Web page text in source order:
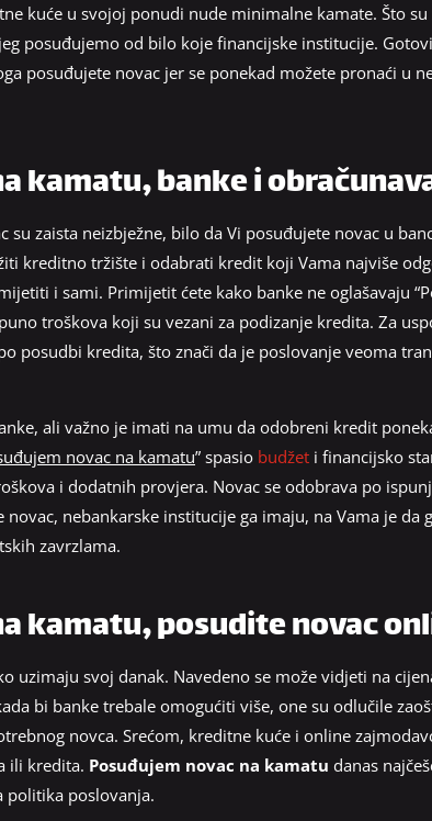
kuće u svojoj ponudi nude minimalne kamate. Što su
posuđujemo od bilo koje financijske institucije.
posuđujete novac jer se ponekad možete pronaći u
kamatu, banke i
su zaista neizbježne, bilo da Vi posuđujete novac u
kreditno tržište i odabrati kredit koji Vama najviše
i sami. Primijetit ćete kako banke ne oglašavaju
troškova koji su vezani za podizanje kredita. Za
posudbi kredita, što znači da je poslovanje veoma
ali važno je imati na umu da odobreni kredit
novac na kamatu” spasio budžet i financijsko
i dodatnih provjera. Novac se odobrava po
nebankarske institucije ga imaju, na Vama je da
zavrzlama.
kamatu, posudite novac
uzimaju svoj danak. Navedeno se može vidjeti na
bi banke trebale omogućiti više, one su odlučile
novca. Srećom, kreditne kuće i online
ili kredita. Posuđujem novac na kamatu danas
politika poslovanja.